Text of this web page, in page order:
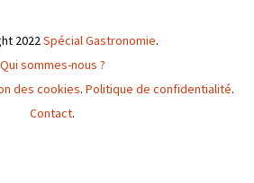
2022Spécial Gastronomie.
Qui sommes-nous ?
des cookies. Politique de confidentialité.
Contact.